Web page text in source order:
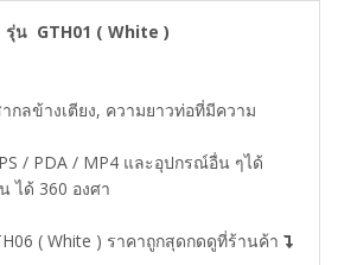
น GTH01 ( White )
ลข้างเตียง, ความยาวท่อที่มีความ
/ PDA / MP4 และอุปกรณ์อื่น ๆได้
ได้ 360 องศา
( White ) ราคาถูกสุดกดดูที่ร้านค้า